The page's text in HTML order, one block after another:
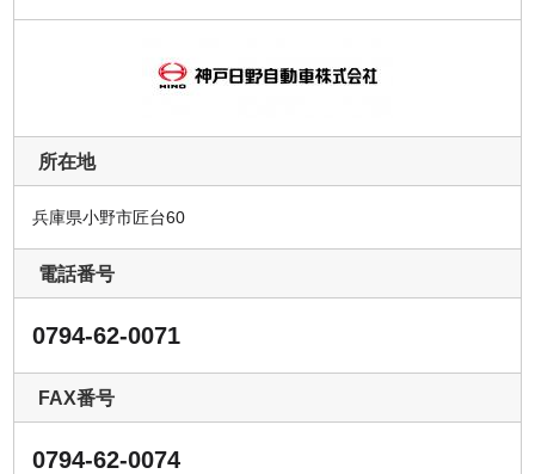
所在地
兵庫県小野市匠台60
電話番号
0794-62-0071
FAX番号
0794-62-0074